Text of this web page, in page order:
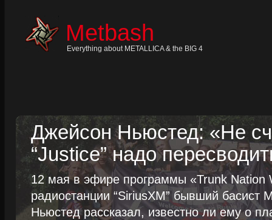
Metbash
Everything about METALLICA & the BIG 4
Джейсон Ньюстед: «Не
“Justice” надо
12 мая в эфире программы «Trunk Nation
радиостанции “SiriusXM” бывший басист
Ньюстед рассказал, известно ли ему о